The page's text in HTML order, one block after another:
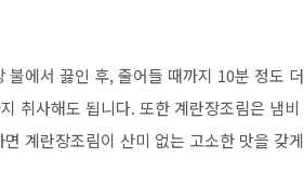
에서 끓인 후, 줄어들 때까지 10분 정도 더
취사해도 됩니다. 또한 계란장조림은 냄비
계란장조림이 산미 없는 고소한 맛을 갖게